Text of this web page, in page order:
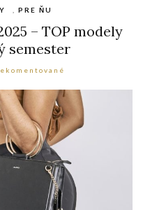
PRE ŇU
– TOP modely
semester